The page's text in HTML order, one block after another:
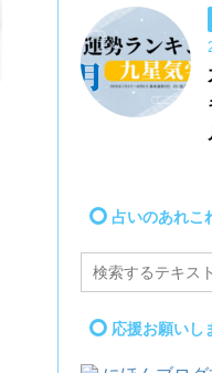
占いのあれこ
応援お願い